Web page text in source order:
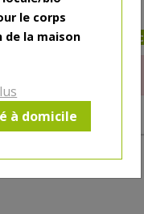
le corps
de la maison
à domicile
12€/pc